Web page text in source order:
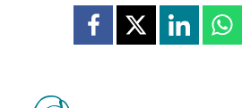
Jaa Facebookissa
Jaa X:ssäJaa